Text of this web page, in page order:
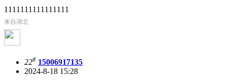
1111111111111111
来自湖北
22# 15006917135
2024-8-18 15:28